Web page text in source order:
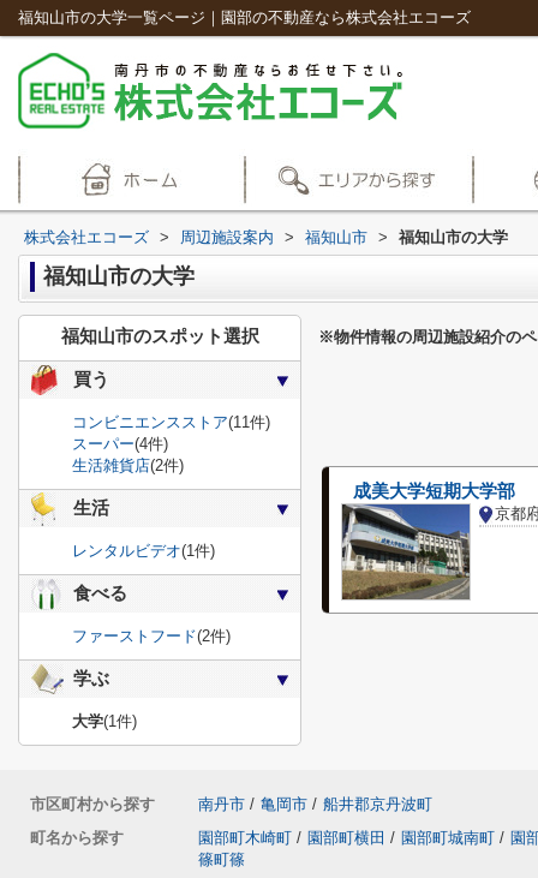
福知山市の大学一覧ページ｜園部の不動産なら株式会社エコーズ
株式会社エコーズ > 周辺施設案内 > 福知山市 > 福知山市の大学
福知山市の大学
※物件情報の周辺施設紹介の
成美大学短期大学部
京都
福知山市のスポット選択
買う
コンビニエンスストア(11件)
スーパー(4件)
生活雑貨店(2件)
生活
レンタルビデオ(1件)
食べる
ファーストフード(2件)
学ぶ
大学(1件)
市区町村から探す 南丹市 / 亀岡市 / 船井郡京丹波町
町名から探す
園部町木崎町 / 園部町横田 / 園部町城南町 / 園
篠町篠